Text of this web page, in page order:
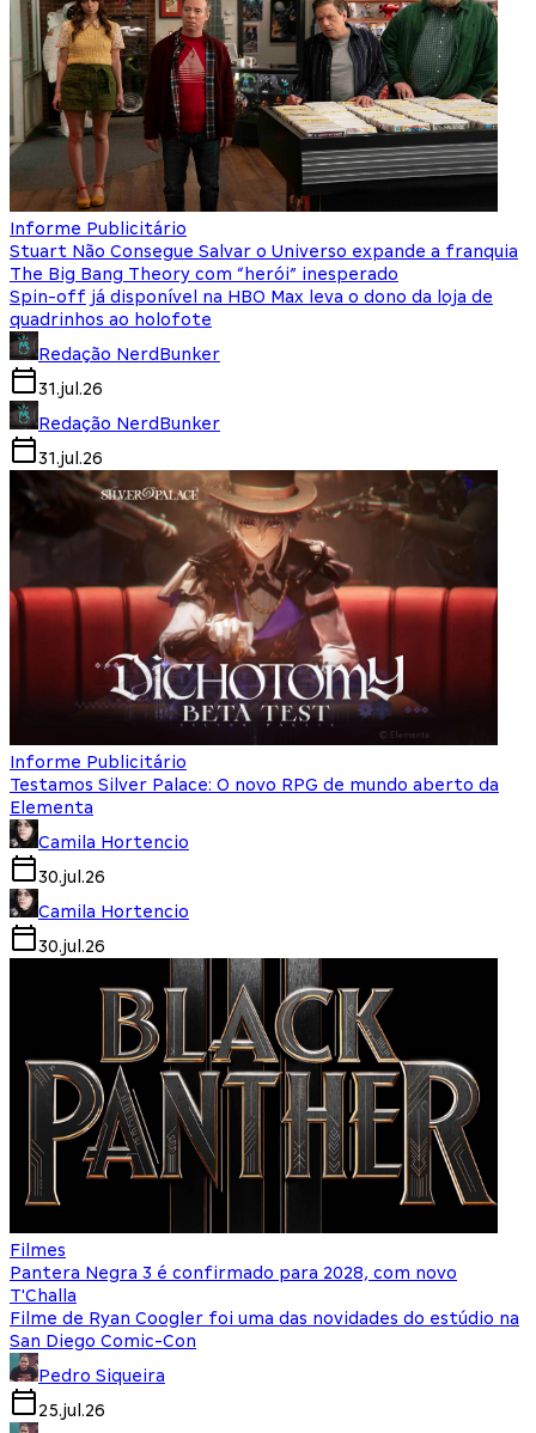
Informe Publicitário
Stuart Não Consegue Salvar o Universo expande a franquia
The Big Bang Theory com “herói” inesperado
Spin-off já disponível na HBO Max leva o dono da loja de
quadrinhos ao holofote
Redação NerdBunker
31.jul.26
Redação NerdBunker
31.jul.26
Informe Publicitário
Testamos Silver Palace: O novo RPG de mundo aberto da
Elementa
Camila Hortencio
30.jul.26
Camila Hortencio
30.jul.26
Filmes
Pantera Negra 3 é confirmado para 2028, com novo
T'Challa
Filme de Ryan Coogler foi uma das novidades do estúdio na
San Diego Comic-Con
Pedro Siqueira
25.jul.26